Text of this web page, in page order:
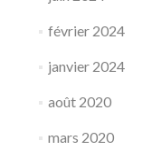
février 2024
janvier 2024
août 2020
mars 2020